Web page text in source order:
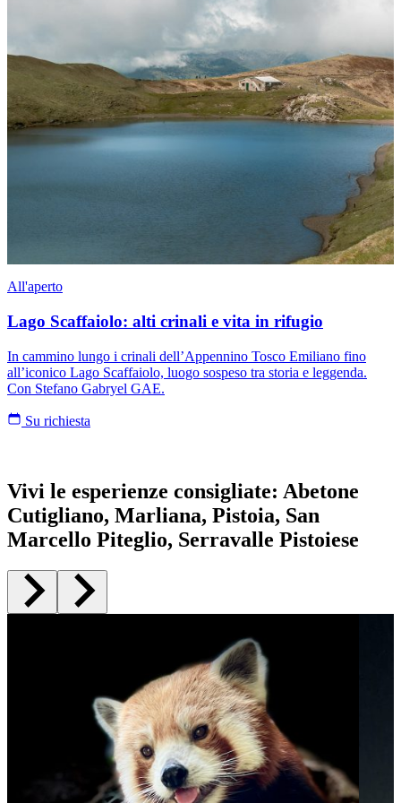
All'aperto
Lago Scaffaiolo: alti crinali e vita in rifugio
In cammino lungo i crinali dell’Appennino Tosco Emiliano fino
all’iconico Lago Scaffaiolo, luogo sospeso tra storia e leggenda.
Con Stefano Gabryel GAE.
Su richiesta
Vivi le esperienze consigliate: Abetone
Cutigliano, Marliana, Pistoia, San
Marcello Piteglio, Serravalle Pistoiese